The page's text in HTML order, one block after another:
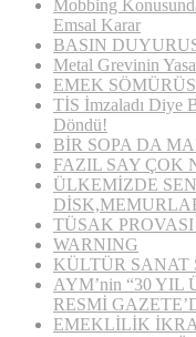
Mobbing
Emsal Karar
BASIN
Metal Grevinin
EMEK
TİS İmzaladı Diye
Döndü!
BİR SOPA DA
FAZIL SAY ÇOK
ÜLKEMİZDE
TÜSAK PROVASI
WARNING
KÜLTÜR SANAT
AYM’nin “30
RESMİ
EMEKLİLİK